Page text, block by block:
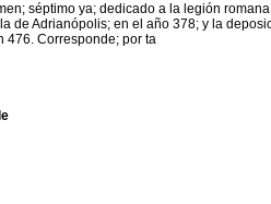
séptimo ya; dedicado a la legión
de Adrianópolis; en el año 378; y la
476. Corresponde; por ta